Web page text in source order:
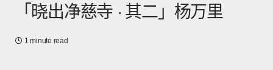
「晓出净慈寺 · 其二」杨万里
1 minute read